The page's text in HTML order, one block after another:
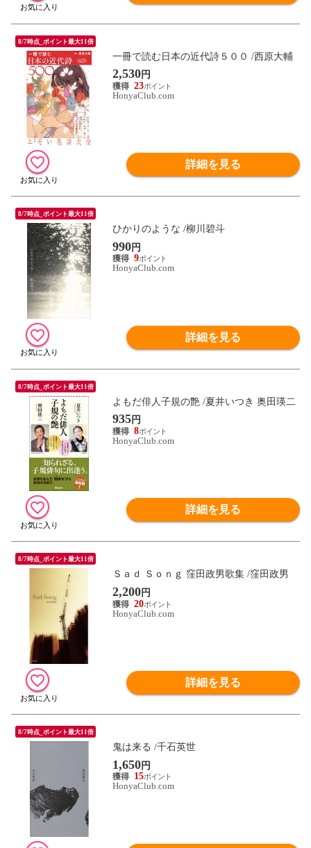
8/7時点_ポイント最大11倍
一冊で読む日本の近代詩５００ /西原大輔
2,530円
23
HonyaClub.com
詳細を見る
8/7時点_ポイント最大11倍
ひかりのような /柳川碧斗
990円
9
HonyaClub.com
詳細を見る
8/7時点_ポイント最大11倍
よもだ俳人子規の艶 /夏井いつき 奥田瑛二
935円
8
HonyaClub.com
詳細を見る
8/7時点_ポイント最大11倍
Ｓａｄ Ｓｏｎｇ 窪田政男歌集 /窪田政男
2,200円
20
HonyaClub.com
詳細を見る
8/7時点_ポイント最大11倍
鬼は来る /千石英世
1,650円
15
HonyaClub.com